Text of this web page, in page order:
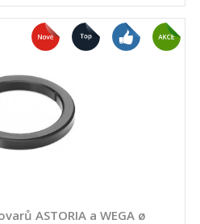
ASTORIA a WEGA ø